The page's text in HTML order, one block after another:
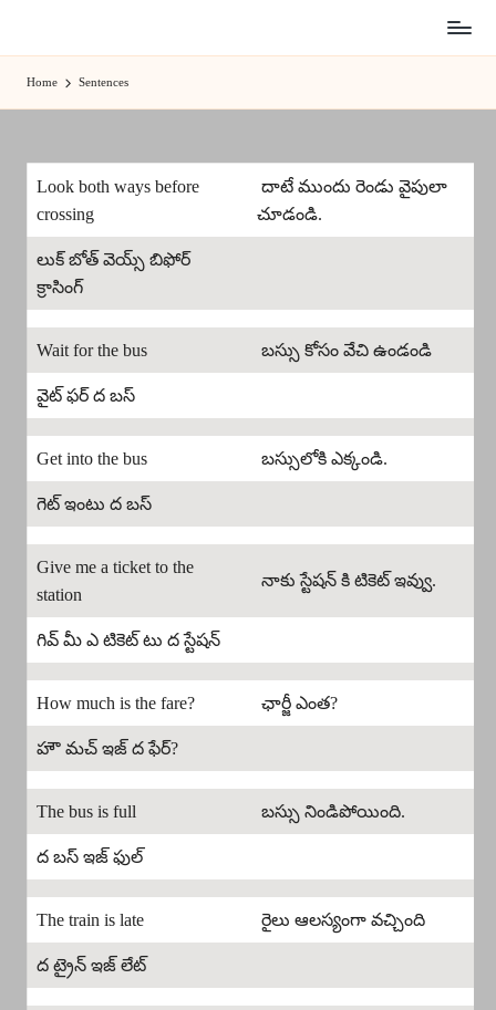
Home Sentences
Look both ways before
crossing
దాటే ముందు రెండు వైపులా
చూడండి.
లుక్ బోత్ వెయ్స్ బిఫోర్
క్రాసింగ్
Wait for the bus బస్సు కోసం వేచి ఉండండి
వైట్ ఫర్ ద బస్
Get into the bus బస్సులోకి ఎక్కండి.
గెట్ ఇంటు ద బస్
Give me a ticket to the
station
నాకు స్టేషన్ కి టికెట్ ఇవ్వు.
గివ్ మీ ఎ టికెట్ టు ద స్టేషన్
How much is the fare? ఛార్జీ ఎంత?
హౌ మచ్ ఇజ్ ద ఫేర్?
The bus is full బస్సు నిండిపోయింది.
ద బస్ ఇజ్ ఫుల్
The train is late రైలు ఆలస్యంగా వచ్చింది
ద ట్రైన్ ఇజ్ లేట్